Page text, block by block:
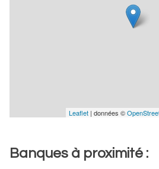
Leaflet | données ©
Banques à proximité :